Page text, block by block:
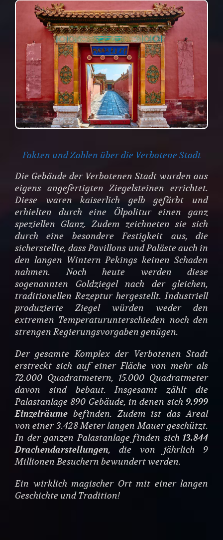
Fakten und Zahlen über die Verbotene Stadt
Die Gebäude der Verbotenen Stadt wurden aus
eigens angefertigten Ziegelsteinen errichtet.
Diese waren kaiserlich gelb gefärbt und
erhielten durch eine Ölpolitur einen ganz
speziellen Glanz. Zudem zeichneten sie sich
durch eine besondere Festigkeit aus, die
sicherstellte, dass Pavillons und Paläste auch in
den langen Wintern Pekings keinen Schaden
nahmen. Noch heute werden diese
sogenannten Goldziegel nach der gleichen,
traditionellen Rezeptur hergestellt. Industriell
produzierte Ziegel würden weder den
extremen Temperaturunterschieden noch den
strengen Regierungsvorgaben genügen.
Der gesamte Komplex der Verbotenen Stadt
erstreckt sich auf einer Fläche von mehr als
72.000 Quadratmetern, 15.000 Quadratmeter
davon sind bebaut. Insgesamt zählt die
Palastanlage 890 Gebäude, in denen sich 9.999
Einzelräume befinden. Zudem ist das Areal
von einer 3.428 Meter langen Mauer geschützt.
In der ganzen Palastanlage finden sich 13.844
Drachendarstellungen, die von jährlich 9
Millionen Besuchern bewundert werden.
Ein wirklich magischer Ort mit einer langen
Geschichte und Tradition!